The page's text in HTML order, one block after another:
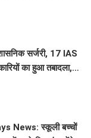
सर्जरी, 17 IAS
का हुआ तबादला,
News: स्कूली बच्चों